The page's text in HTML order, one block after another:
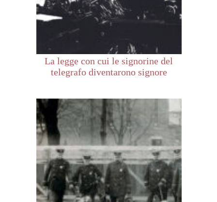
La legge con cui le signorine del
telegrafo diventarono signore